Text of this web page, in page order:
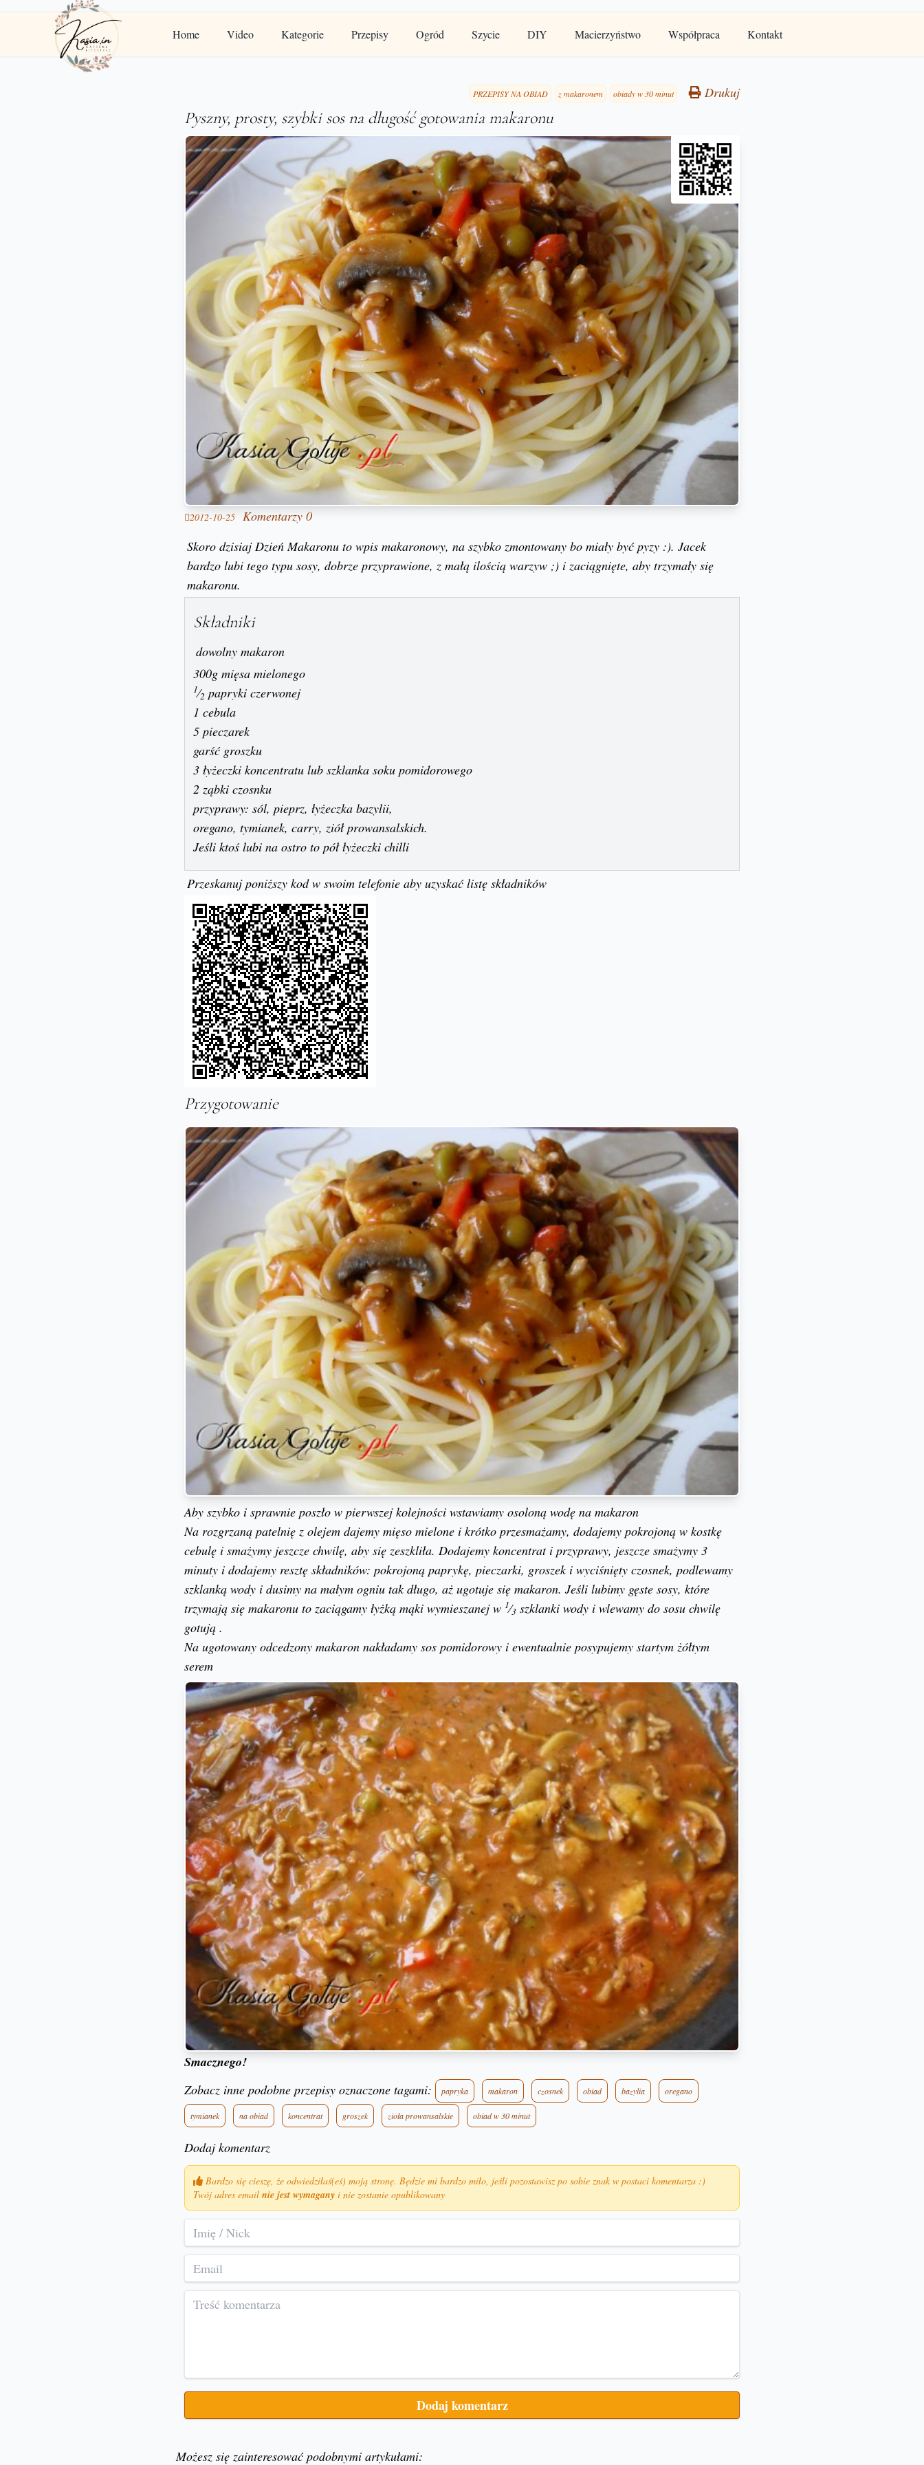
Home Video Kategorie Przepisy Ogród Szycie DIY Macierzyństwo Współpraca Kontakt
PRZEPISY NA OBIAD z makaronem obiady w 30 minut Drukuj
Pyszny, prosty, szybki sos na długość gotowania makaronu
2012-10-25
Komentarzy 0
Skoro dzisiaj Dzień Makaronu to wpis makaronowy, na szybko zmontowany bo miały być pyzy :). Jacek
bardzo lubi tego typu sosy, dobrze przyprawione, z małą ilością warzyw ;) i zaciągnięte, aby trzymały się
makaronu.
Składniki
dowolny makaron
300g mięsa mielonego
1⁄2 papryki czerwonej
1 cebula
5 pieczarek
garść groszku
3 łyżeczki koncentratu lub szklanka soku pomidorowego
2 ząbki czosnku
przyprawy: sól, pieprz, łyżeczka bazylii,
oregano, tymianek, carry, ziół prowansalskich.
Jeśli ktoś lubi na ostro to pół łyżeczki chilli
Przeskanuj poniższy kod w swoim telefonie aby uzyskać listę składników
Przygotowanie
Aby szybko i sprawnie poszło w pierwszej kolejności wstawiamy osoloną wodę na makaron
Na rozgrzaną patelnię z olejem dajemy mięso mielone i krótko przesmażamy, dodajemy pokrojoną w kostkę
cebulę i smażymy jeszcze chwilę, aby się zeszkliła. Dodajemy koncentrat i przyprawy, jeszcze smażymy 3
minuty i dodajemy resztę składników: pokrojoną paprykę, pieczarki, groszek i wyciśnięty czosnek, podlewamy
szklanką wody i dusimy na małym ogniu tak długo, aż ugotuje się makaron. Jeśli lubimy gęste sosy, które
trzymają się makaronu to zaciągamy łyżką mąki wymieszanej w 1⁄3 szklanki wody i wlewamy do sosu chwilę
gotują .
Na ugotowany odcedzony makaron nakładamy sos pomidorowy i ewentualnie posypujemy startym żółtym
serem
Smacznego!
Zobacz inne podobne przepisy oznaczone tagami: papryka makaron czosnek obiad bazylia oregano
tymianek na obiad koncentrat groszek zioła prowansalskie obiad w 30 minut
Dodaj komentarz
Bardzo się cieszę, że odwiedziłaś(eś) moją stronę. Będzie mi bardzo miło, jeśli pozostawisz po sobie znak w postaci komentarza :)
Twój adres email nie jest wymagany i nie zostanie opublikowany
Możesz się zainteresować podobnymi artykułami: